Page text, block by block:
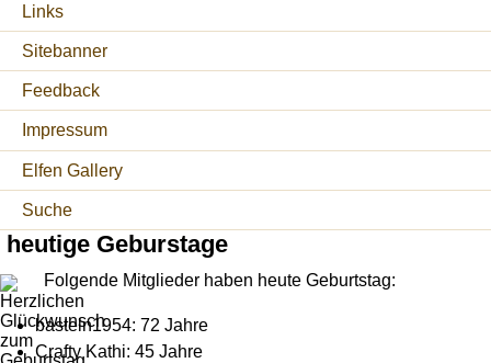
Links
Sitebanner
Feedback
Impressum
Elfen Gallery
Suche
heutige Geburstage
Folgende Mitglieder haben heute Geburtstag:
basteln1954: 72 Jahre
Crafty Kathi: 45 Jahre